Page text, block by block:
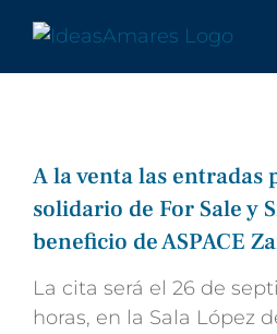
contenido
A la venta las entradas
solidario de For Sale y
beneficio de ASPACE
La cita será el 26 de
horas, en la Sala López